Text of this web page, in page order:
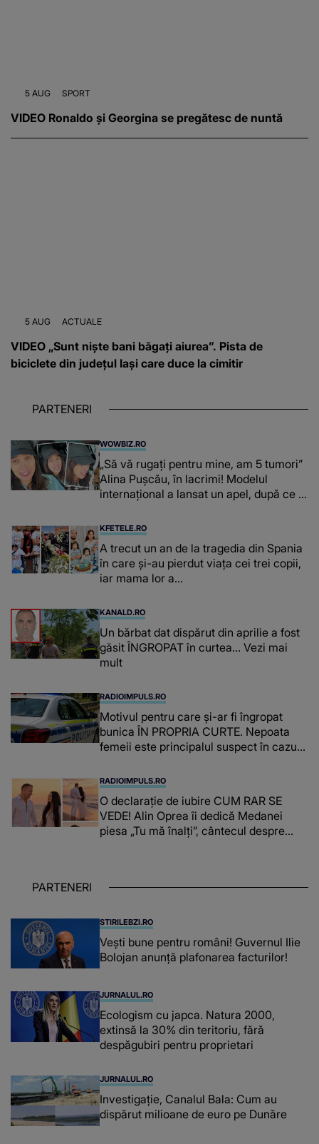
5 AUG SPORT
VIDEO Ronaldo și Georgina se pregătesc de nuntă
5 AUG ACTUALE
VIDEO „Sunt niște bani băgați aiurea”. Pista de
biciclete din județul Iași care duce la cimitir
PARTENERI
WOWBIZ.RO
„Să vă rugați pentru mine, am 5 tumori”
Alina Pușcău, în lacrimi! Modelul
internațional a lansat un apel, după ce a
KFETELE.RO
A trecut un an de la tragedia din Spania
în care și-au pierdut viața cei trei copii,
iar mama lor a…
KANALD.RO
Un bărbat dat dispărut din aprilie a fost
găsit ÎNGROPAT în curtea... Vezi mai
mult
RADIOIMPULS.RO
Motivul pentru care și-ar fi îngropat
bunica ÎN PROPRIA CURTE. Nepoata
femeii este principalul suspect în cazul
DE ANCHETATORI a șocat localnicii
RADIOIMPULS.RO
O declarație de iubire CUM RAR SE
VEDE! Alin Oprea îi dedică Medanei
piesa „Tu mă înalți”, cântecul despre
din mine și-a regăsit pacea"
PARTENERI
STIRILEBZI.RO
Vești bune pentru români! Guvernul Ilie
Bolojan anunță plafonarea facturilor!
JURNALUL.RO
Ecologism cu japca. Natura 2000,
extinsă la 30% din teritoriu, fără
despăgubiri pentru proprietari
JURNALUL.RO
Investigație, Canalul Bala: Cum au
dispărut milioane de euro pe Dunăre